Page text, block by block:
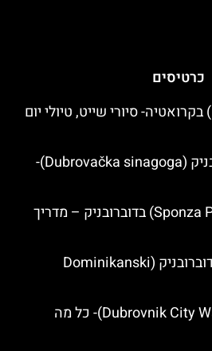
כרטיסים
האי לוקרום (Lokrum) בקרואטיה- סיורי שייט, טיולי יום
בית הכנסת של דוברובניק (Dubrovačka sinagoga)-
ארמון ספונזה (Sponza Palace) בדוברובניק – מדריך
המנזר הדומניקני של דוברובניק (Dominikanski
חומות דוברובניק (Dubrovnik City Walls)- כל מה